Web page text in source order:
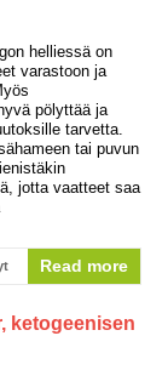
helliessä on
varastoon ja
pölyttää ja
tarvetta.
tai puvun
jotta vaatteet saa
Read more
ketogeenisen